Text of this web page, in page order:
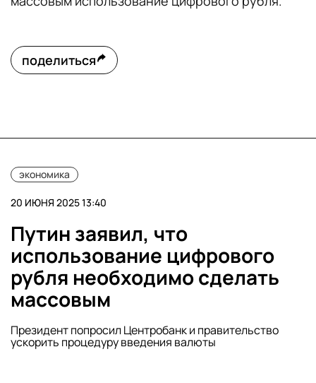
поделиться
экономика
20 ИЮНЯ 2025 13:40
Путин заявил, что
использование цифрового
рубля необходимо сделать
массовым
Президент попросил Центробанк и правительство
ускорить процедуру введения валюты